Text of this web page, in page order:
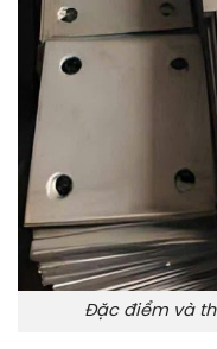
Đặc điểm và